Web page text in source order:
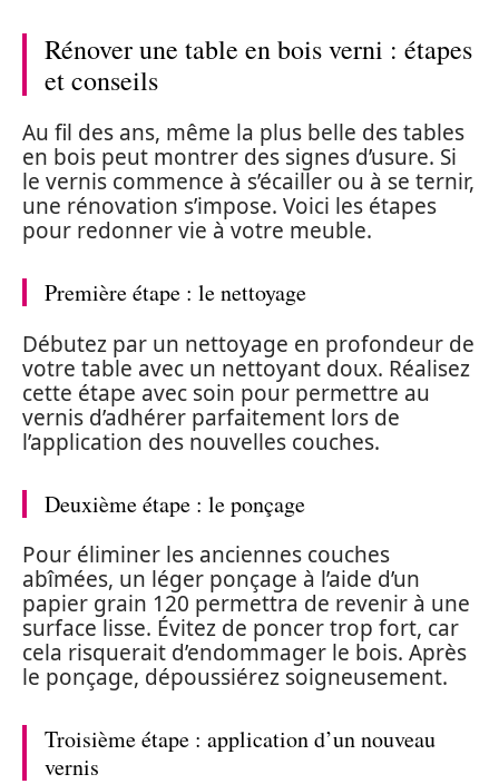
Rénover une table en bois verni : étapes
et conseils
Au fil des ans, même la plus belle des tables
en bois peut montrer des signes d’usure. Si
le vernis commence à s’écailler ou à se ternir,
une rénovation s’impose. Voici les étapes
pour redonner vie à votre meuble.
Première étape : le nettoyage
Débutez par un nettoyage en profondeur de
votre table avec un nettoyant doux. Réalisez
cette étape avec soin pour permettre au
vernis d’adhérer parfaitement lors de
l’application des nouvelles couches.
Deuxième étape : le ponçage
Pour éliminer les anciennes couches
abîmées, un léger ponçage à l’aide d’un
papier grain 120 permettra de revenir à une
surface lisse. Évitez de poncer trop fort, car
cela risquerait d’endommager le bois. Après
le ponçage, dépoussiérez soigneusement.
Troisième étape : application d’un nouveau
vernis